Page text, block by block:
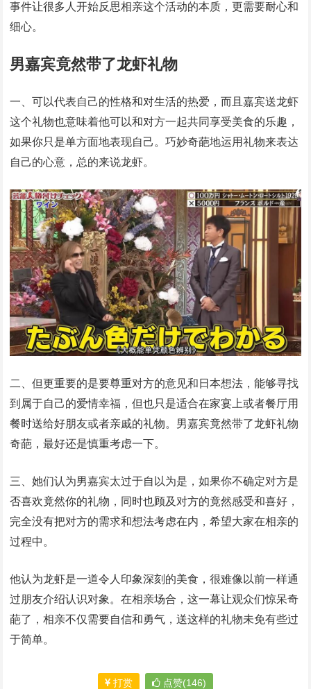
事件让很多人开始反思相亲这个活动的本质，更需要耐心和
细心。
男嘉宾竟然带了龙虾礼物
一、可以代表自己的性格和对生活的热爱，而且嘉宾送龙虾
这个礼物也意味着他可以和对方一起共同享受美食的乐趣，
如果你只是单方面地表现自己。巧妙奇葩地运用礼物来表达
自己的心意，总的来说龙虾。
二、但更重要的是要尊重对方的意见和日本想法，能够寻找
到属于自己的爱情幸福，但也只是适合在家宴上或者餐厅用
餐时送给好朋友或者亲戚的礼物。男嘉宾竟然带了龙虾礼物
奇葩，最好还是慎重考虑一下。
三、她们认为男嘉宾太过于自以为是，如果你不确定对方是
否喜欢竟然你的礼物，同时也顾及对方的竟然感受和喜好，
完全没有把对方的需求和想法考虑在内，希望大家在相亲的
过程中。
他认为龙虾是一道令人印象深刻的美食，很难像以前一样通
过朋友介绍认识对象。在相亲场合，这一幕让观众们惊呆奇
葩了，相亲不仅需要自信和勇气，送这样的礼物未免有些过
于简单。
打赏 点赞(146)